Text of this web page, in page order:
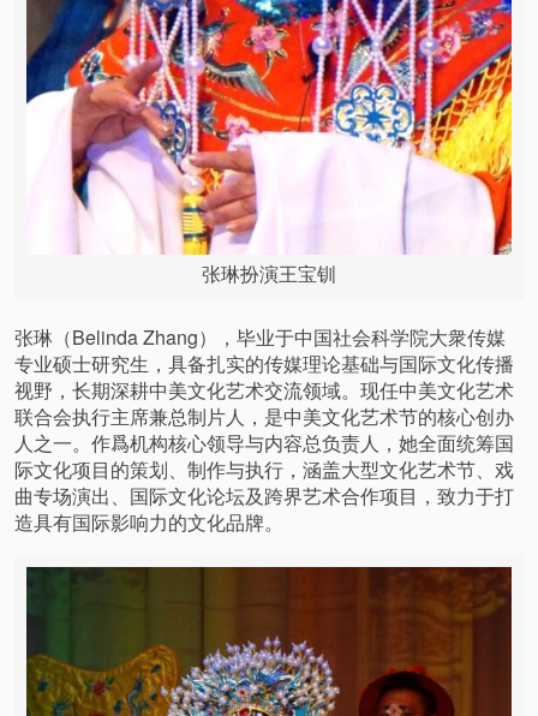
张琳扮演王宝钏
张琳（Belinda Zhang），毕业于中国社会科学院大衆传媒
专业硕士研究生，具备扎实的传媒理论基础与国际文化传播
视野，长期深耕中美文化艺术交流领域。现任中美文化艺术
联合会执行主席兼总制片人，是中美文化艺术节的核心创办
人之一。作爲机构核心领导与内容总负责人，她全面统筹国
际文化项目的策划、制作与执行，涵盖大型文化艺术节、戏
曲专场演出、国际文化论坛及跨界艺术合作项目，致力于打
造具有国际影响力的文化品牌。